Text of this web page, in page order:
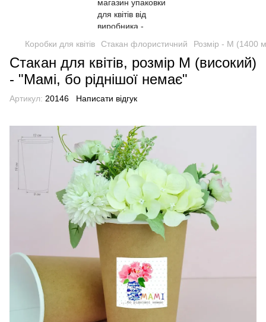
Коробки для квітів Стакан флористичний Розмір - М (1400
Стакан для квітів, розмір М (високий)
- "Мамі, бо ріднішої немає"
Артикул: 20146 Написати відгук